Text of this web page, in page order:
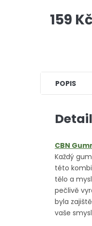
159 Kč
směs bylin
vám
POPIS
CBN
Každý
této
tělo a
pečlivě
byla
vaše